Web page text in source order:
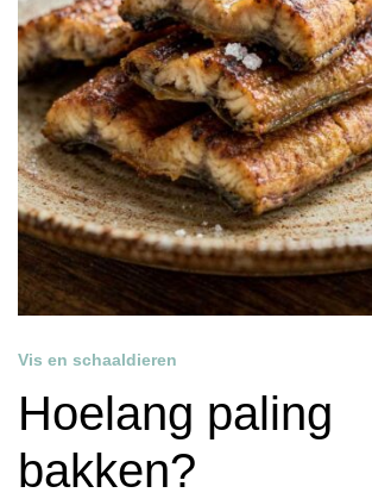
Vis en schaaldieren
Hoelang paling
bakken?